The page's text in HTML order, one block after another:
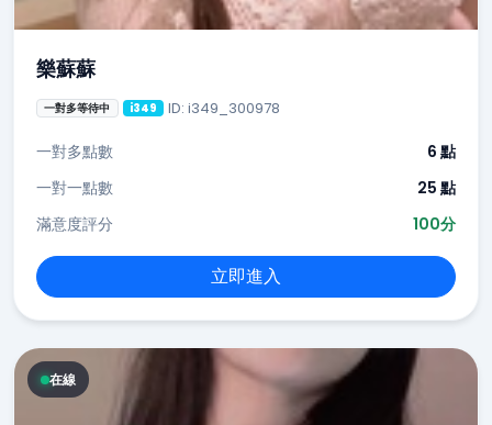
樂蘇蘇
一對多等待中 i349 ID: i349_300978
一對多點數
6 點
一對一點數
25 點
滿意度評分
100分
立即進入
在線